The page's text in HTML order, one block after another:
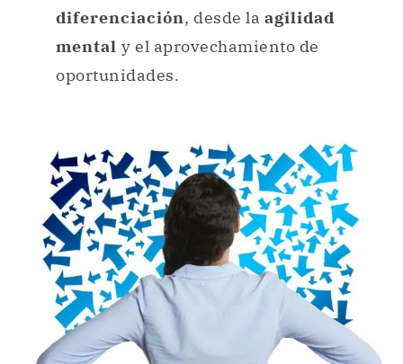
diferenciación, desde la agilidad
mental y el aprovechamiento de
oportunidades.